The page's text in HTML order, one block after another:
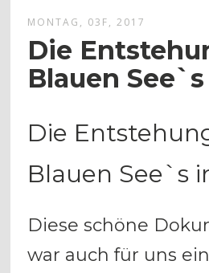
MONTAG, 03F, 2017
Die
Blauen
Die
Blauen See`s
Diese schöne
war auch für uns